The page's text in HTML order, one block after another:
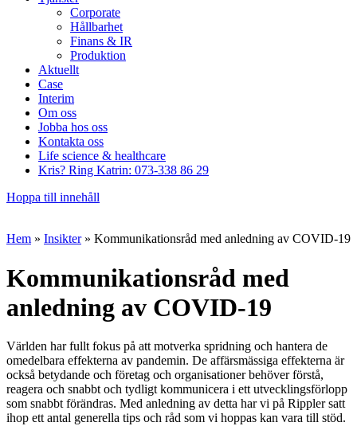
Corporate
Hållbarhet
Finans & IR
Produktion
Aktuellt
Case
Interim
Om oss
Jobba hos oss
Kontakta oss
Life science & healthcare
Kris? Ring Katrin: 073-338 86 29
Hoppa till innehåll
Hem » Insikter» Kommunikationsråd med anledning av COVID-19
Kommunikationsråd med
anledning av COVID-19
Världen har fullt fokus på att motverka spridning och hantera de
omedelbara effekterna av pandemin. De affärsmässiga effekterna är
också betydande och företag och organisationer behöver förstå,
reagera och snabbt och tydligt kommunicera i ett utvecklingsförlopp
som snabbt förändras. Med anledning av detta har vi på Rippler satt
ihop ett antal generella tips och råd som vi hoppas kan vara till stöd.